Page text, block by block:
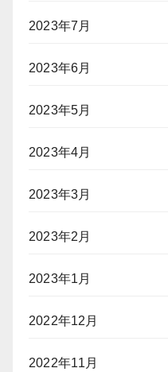
2023年7月
2023年6月
2023年5月
2023年4月
2023年3月
2023年2月
2023年1月
2022年12月
2022年11月